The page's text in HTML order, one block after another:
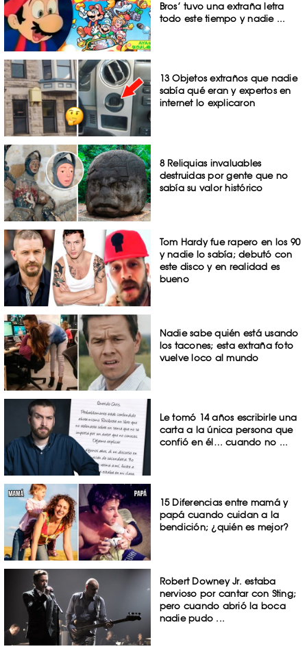
Bros’ tuvo una extraña letra
todo este tiempo y nadie ...
13 Objetos extraños que nadie
sabía qué eran y expertos en
internet lo explicaron
8 Reliquias invaluables
destruidas por gente que no
sabía su valor histórico
Tom Hardy fue rapero en los 90
y nadie lo sabía; debutó con
este disco y en realidad es
bueno
Nadie sabe quién está usando
los tacones; esta extraña foto
vuelve loco al mundo
Le tomó 14 años escribirle una
carta a la única persona que
confió en él… cuando no ...
15 Diferencias entre mamá y
papá cuando cuidan a la
bendición; ¿quién es mejor?
Robert Downey Jr. estaba
nervioso por cantar con Sting;
pero cuando abrió la boca
nadie pudo ...